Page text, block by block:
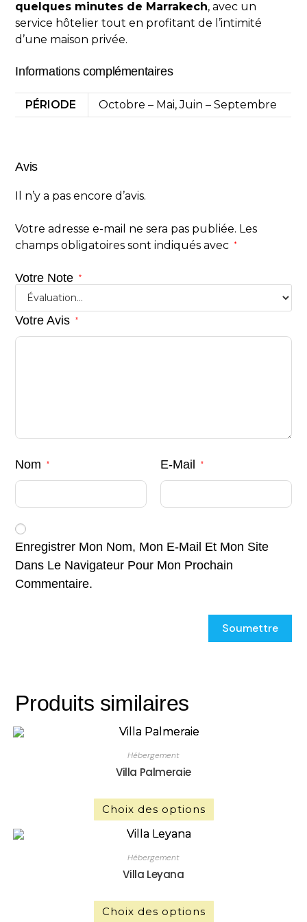
quelques minutes de Marrakech, avec un
service hôtelier tout en profitant de l’intimité
d’une maison privée.
Informations complémentaires
PÉRIODE Octobre – Mai, Juin – Septembre
Avis
Il n’y a pas encore d’avis.
Votre adresse e-mail ne sera pas publiée. Les
champs obligatoires sont indiqués avec *
Votre Note *
Votre Avis *
Nom * E-Mail *
Enregistrer Mon Nom, Mon E-Mail Et Mon Site
Dans Le Navigateur Pour Mon Prochain
Commentaire.
Produits similaires
Hébergement
Villa Palmeraie
Choix des options
Hébergement
Villa Leyana
Choix des options